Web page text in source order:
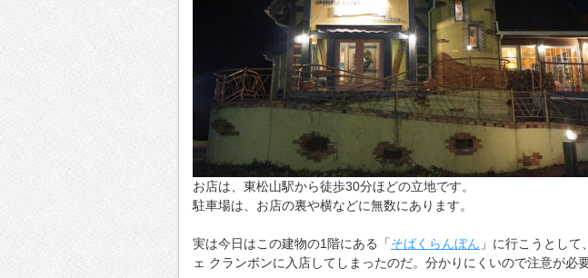
お店は、東松山駅から徒歩30分ほどの立地です。
駐車場は、お店の裏や横などに無数にあります。
実は今日はこの建物の1階にある「そばくらんぼん 」に行こうとし
ェ クランボンに入店してしまったのだ。分かりにくいので注意が必要